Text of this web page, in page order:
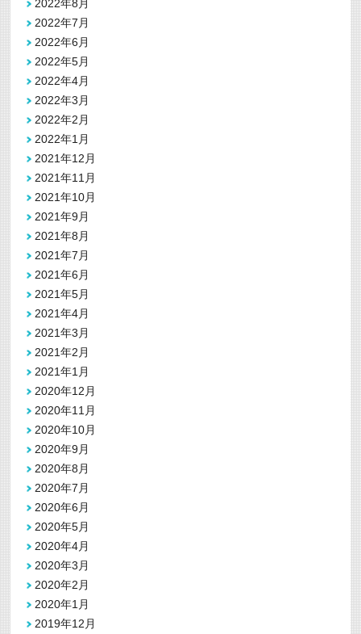
2022年8月
2022年7月
2022年6月
2022年5月
2022年4月
2022年3月
2022年2月
2022年1月
2021年12月
2021年11月
2021年10月
2021年9月
2021年8月
2021年7月
2021年6月
2021年5月
2021年4月
2021年3月
2021年2月
2021年1月
2020年12月
2020年11月
2020年10月
2020年9月
2020年8月
2020年7月
2020年6月
2020年5月
2020年4月
2020年3月
2020年2月
2020年1月
2019年12月